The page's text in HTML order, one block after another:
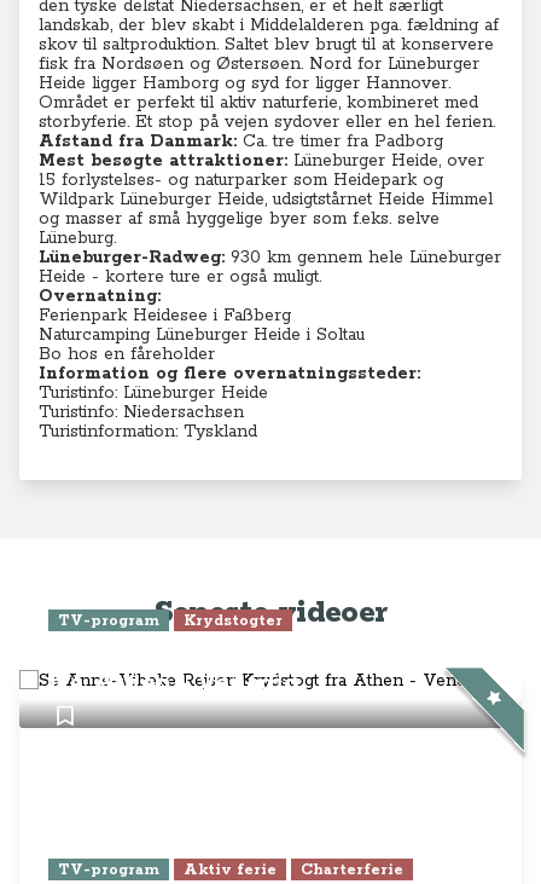
den tyske delstat Niedersachsen, er et helt særligt
landskab, der blev skabt i Middelalderen pga. fældning af
skov til saltproduktion. Saltet blev brugt til at konservere
fisk fra Nordsøen og Østersøen. Nord for Lüneburger
Heide ligger Hamborg og syd for ligger Hannover.
Området er perfekt til aktiv naturferie, kombineret med
storbyferie. Et stop på vejen sydover eller en hel ferien.
Afstand fra Danmark: Ca. tre timer fra Padborg
Mest besøgte attraktioner: Lüneburger Heide, over
15 forlystelses- og naturparker som Heidepark og
Wildpark Lüneburger Heide, udsigtstårnet Heide Himmel
og masser af små hyggelige byer som f.eks. selve
Lüneburg.
Lüneburger-Radweg: 930 km gennem hele Lüneburger
Heide - kortere ture er også muligt.
Overnatning:
Ferienpark Heidesee i Faßberg
Naturcamping Lüneburger Heide i Soltau
Bo hos en fåreholder
Information og flere overnatningssteder:
Turistinfo: Lüneburger Heide
Turistinfo: Niedersachsen
Turistinformation: Tyskland
Seneste videoer
TV-program Krydstogter
fra Athen - Venedig
TV-program Aktiv ferie Charterferie